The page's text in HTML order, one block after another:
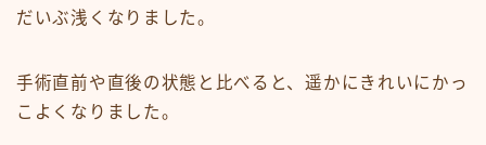
だいぶ浅くなりました。
手術直前や直後の状態と比べると、遥かにきれいにかっ
こよくなりました。